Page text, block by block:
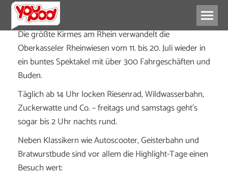
Die größte Kirmes am Rhein verwandelt die
Oberkasseler Rheinwiesen vom 11. bis 20. Juli wieder in
ein buntes Spektakel mit über 300 Fahrgeschäften und
Buden.
Täglich ab 14 Uhr locken Riesenrad, Wildwasserbahn,
Zuckerwatte und Co. – freitags und samstags geht’s
sogar bis 2 Uhr nachts rund.
Neben Klassikern wie Autoscooter, Geisterbahn und
Bratwurstbude sind vor allem die Highlight-Tage einen
Besuch wert: